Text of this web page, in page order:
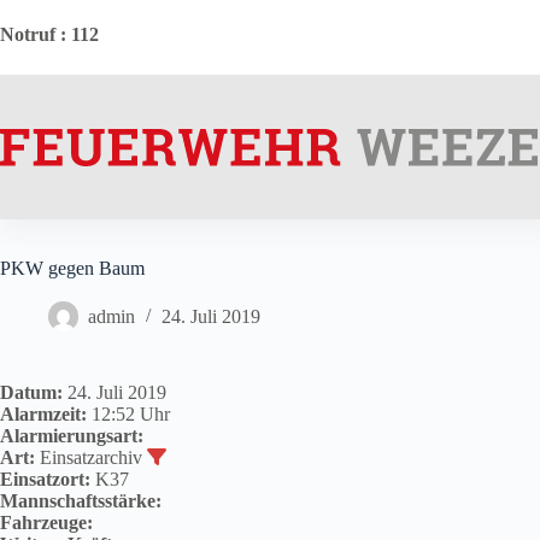
Inhalt
Notruf: 112
PKW gegen Baum
admin 24. Juli 2019
Datum: 24. Juli 2019
Alarmzeit: 12:52 Uhr
Alarmierungsart:
Art: Einsatzarchiv
Einsatzort: K37
Mannschaftsstärke:
Fahrzeuge: